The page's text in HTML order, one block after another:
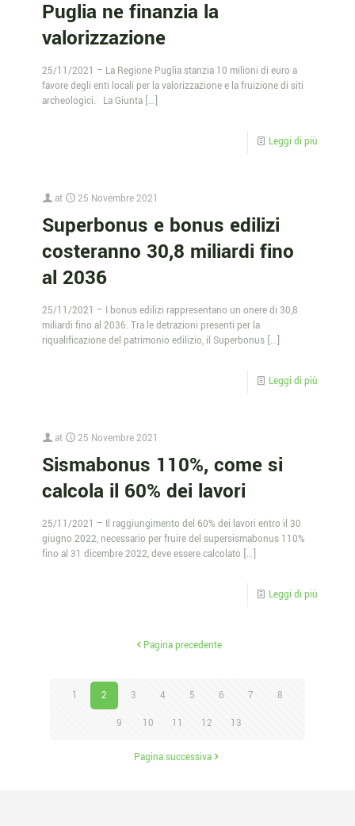
Puglia ne finanzia la
valorizzazione
25/11/2021 – La Regione Puglia stanzia 10 milioni di euro a
favore degli enti locali per la valorizzazione e la fruizione di siti
archeologici. La Giunta […]
Leggi di più
at 25 Novembre 2021
Superbonus e bonus edilizi
costeranno 30,8 miliardi fino
al 2036
25/11/2021 – I bonus edilizi rappresentano un onere di 30,8
miliardi fino al 2036. Tra le detrazioni presenti per la
riqualificazione del patrimonio edilizio, il Superbonus […]
Leggi di più
at 25 Novembre 2021
Sismabonus 110%, come si
calcola il 60% dei lavori
25/11/2021 – Il raggiungimento del 60% dei lavori entro il 30
giugno 2022, necessario per fruire del supersismabonus 110%
fino al 31 dicembre 2022, deve essere calcolato […]
Leggi di più
Pagina precedente
1 2 3 4 5 6 7 8
9 10 11 12 13
Pagina successiva